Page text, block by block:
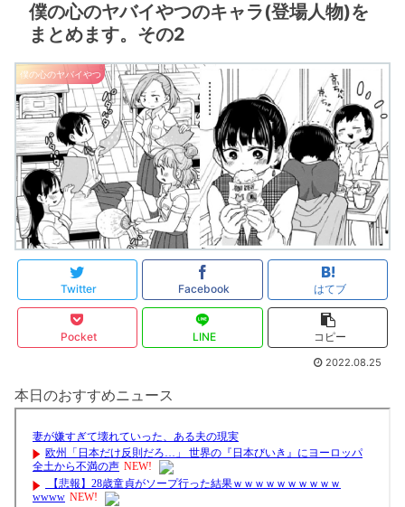
僕の心のヤバイやつのキャラ(登場人物)を
まとめます。その2
僕の心のヤバイやつ
Twitter Facebook はてブ
Pocket LINE コピー
2022.08.25
本日のおすすめニュース